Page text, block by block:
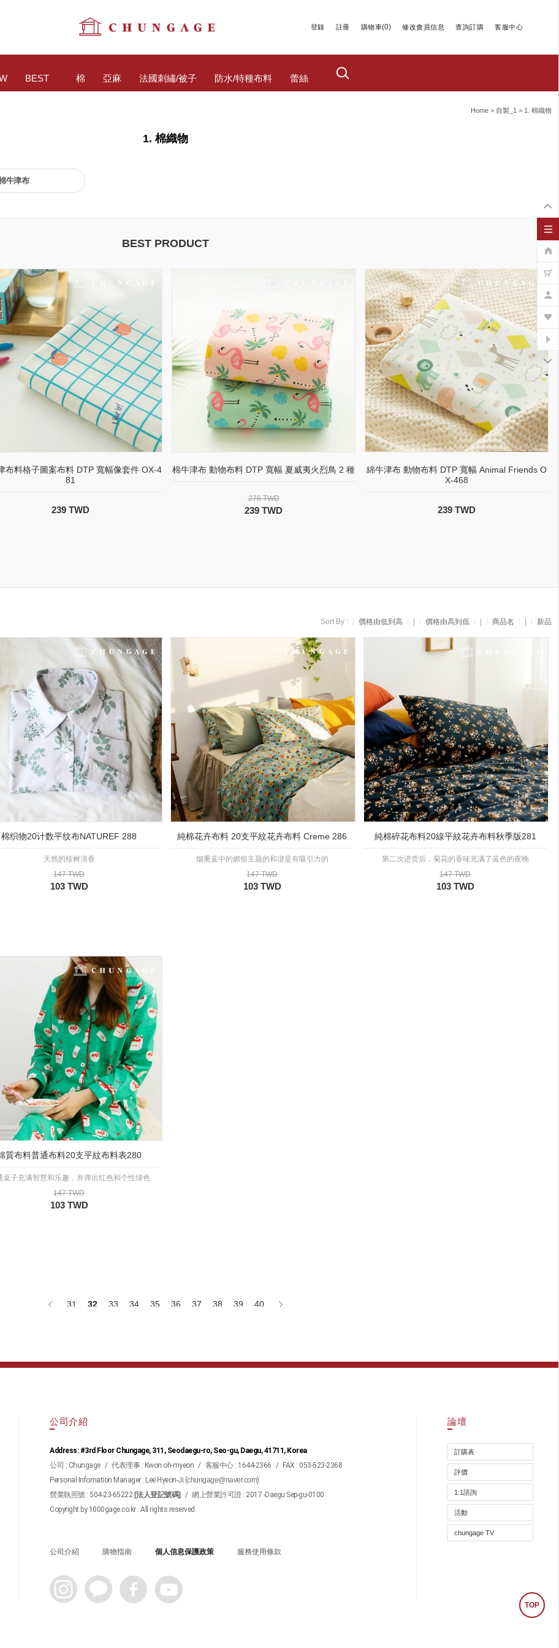
TOP
登錄 註冊 購物車(0) 修改會員信息 查詢訂購 客服中心
BEST 棉 亞麻 法國刺繡/被子 防水/特種布料 蕾絲
Home > 自製_1 > 1. 棉織物
1. 棉織物
牛津布
BEST PRODUCT
布料格子圖案布料 DTP 寬幅像套件 OX-4
81
239 TWD
棉牛津布 動物布料 DTP 寬幅 夏威夷火烈鳥 2 種
276 TWD
239 TWD
綿牛津布 動物布料 DTP 寬幅 Animal Friends O
X-468
239 TWD
Sort By : 價格由低到高 價格由高到低 商品名 新品
棉织物20计数平纹布NATUREF 288
天然的桉树清香
147 TWD
103 TWD
純棉花卉布料 20支平紋花卉布料 Creme 286
烟熏蓝中的媚俗主题的和谐是有吸引力的
147 TWD
103 TWD
純棉碎花布料20線平紋花卉布料秋季版281
第二次进货后，菊花的香味充满了蓝色的夜晚
147 TWD
103 TWD
質布料普通布料20支平紋布料表280
桌子充满智慧和乐趣，并弹出红色和个性绿色
147 TWD
103 TWD
31 32 33 34 35 36 37 38 39 40
公司介紹
Address: #3rd Floor Chungage, 311, Seodaegu-ro, Seo-gu, Daegu, 41711, Korea
公司 : Chungage / 代表理事 : Kwon oh-myeon / 客服中心 : 1644-2366 /
FAX : 053-523-2368
Personal Infomation Manager : Lee Hyeon-Ji (chungage@naver.com)
營業執照號 : 504-23-65222 [法人登記號碼] / 網上營業許可證 : 2017 -Daegu Sep-gu-0100
Copyright by 1000gage.co.kr . All rights reserved.
公司介紹 購物指南 個人信息保護政策 服務使用條款
論壇
訂購表
評價
1:1諮詢
活動
chungage TV